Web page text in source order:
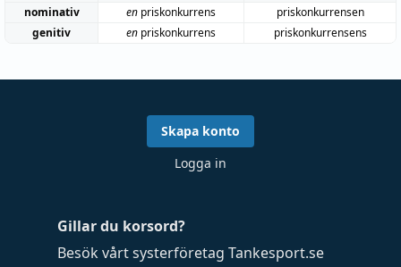
nominativ
en priskonkurrens
priskonkurrensen
genitiv
en priskonkurrens priskonkurrensens
Gillar du korsord?
Besök vårt systerföretag Tankesport.se
Skapa konto
Logga in